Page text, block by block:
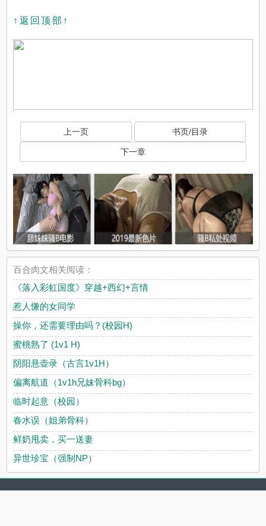
↑返回顶部↑
上一页 书页/目录
下一章
百合肉文相关阅读：
《落入彩虹国度》穿越+西幻+言情
惹人慊的女同学
操你，还需要理由吗？(校园H)
蜜桃熟了 (1v1 H)
阴阳悬壶录（古言1v1H）
偏离航道（1v1h兄妹骨科bg）
临时起意（校园）
春水误（姐弟骨科）
鲜奶甩卖，买一送妻
异世珍宝（强制NP）